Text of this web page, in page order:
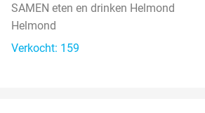
SAMEN eten en drinken Helmond
Helmond
Verkocht: 159